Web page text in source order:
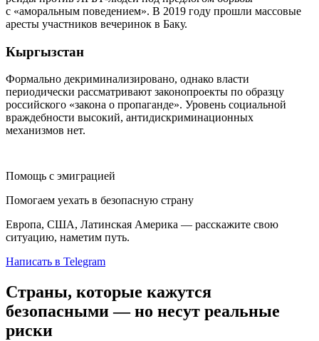
с «аморальным поведением». В 2019 году прошли массовые
аресты участников вечеринок в Баку.
Кыргызстан
Формально декриминализировано, однако власти
периодически рассматривают законопроекты по образцу
российского «закона о пропаганде». Уровень социальной
враждебности высокий, антидискриминационных
механизмов нет.
Помощь с эмиграцией
Помогаем уехать в безопасную страну
Европа, США, Латинская Америка — расскажите свою
ситуацию, наметим путь.
Написать в Telegram
Страны, которые кажутся
безопасными — но несут реальные
риски